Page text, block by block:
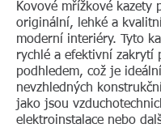
Kovové mřížkové kazety
originální, lehké a
moderní interiéry. Tyto
rychlé a efektivní zakrytí
podhledem, což je
nevzhledných
jako jsou
elektroinstalace nebo